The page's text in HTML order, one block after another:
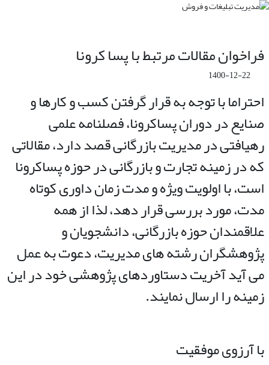
فراخوان مقالات مرتبط با پسا کرونا
1400-12-22
احتراما با توجه به قرار گرفتن کسب و کارها و
صنایع در دوران پساکرونا، فصلنامه علمی
رهیافتی در مدیریت بازرگانی قصد دارد، مقالاتی
که در زمینه تجارت و بازرگانی در حوزه پساکرونا
است، با اولویت ویژه و مدت زمان داوری کوتاه
مدت، مورد بررسی قرار دهد، لذا از همه
علاقمندان حوزه بازرگانی، دانشجویان و
پژوهشگران رشته های مدیریت، دعوت به عمل
می آید آخریت دستاوردهای پژوهشی خود در این
زمینه را ارسال نمایند.
با آرزوی موفقیت